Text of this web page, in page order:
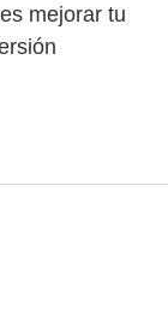
mejorar tu